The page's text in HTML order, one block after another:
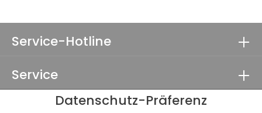
Service-Hotline
Service
Datenschutz-Präferenz